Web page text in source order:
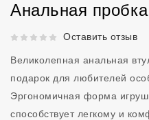
Анальная
Рейтинг 5 из 5.Оставить отзыв
Великолепная анальная
подарок для любителей
Эргономичная форма
способствует легкому и